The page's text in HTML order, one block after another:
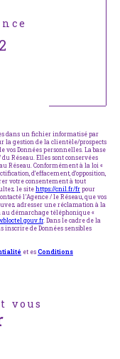
dans un fichier informatisé par
la gestion de la clientèle/prospects
vos Données personnelles. La base
Réseau. Elles sont conservées
Réseau. Conformément à la loi «
d’effacement, d’opposition,
votre consentement à tout
le sitehttps://cnil.fr/frpour
l'Agence / le Réseau, que vos
adresser une réclamation à la
au démarchage téléphonique «
. Dans le cadre de la
inscrire de Données sensibles
et esConditions
vous